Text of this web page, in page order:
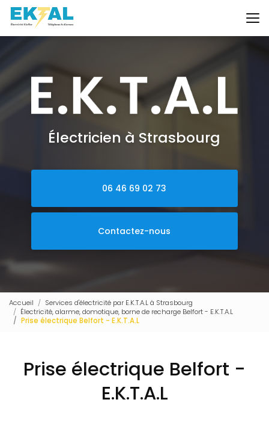
Aller
au
contenu
principal
Électricien à Strasbourg
06 46 69 02 73
Contactez-nous
Accueil
Services d'électricité par E.K.T.A.L à Strasbourg
Électricité, alarme, domotique, borne de recharge Belfort - E.K.T.A.L
Prise électrique Belfort - E.K.T.A.L
Prise électrique Belfort -
E.K.T.A.L